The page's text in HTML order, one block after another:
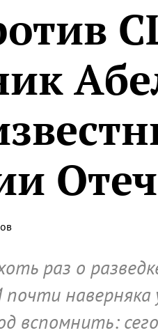
раз о
почти
вспомнить: